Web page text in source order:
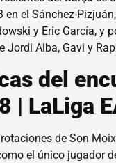
en el Sánchez-
y Eric García, y
Jordi Alba, Gavi y
del
| LaLiga
de Son
el único jugador